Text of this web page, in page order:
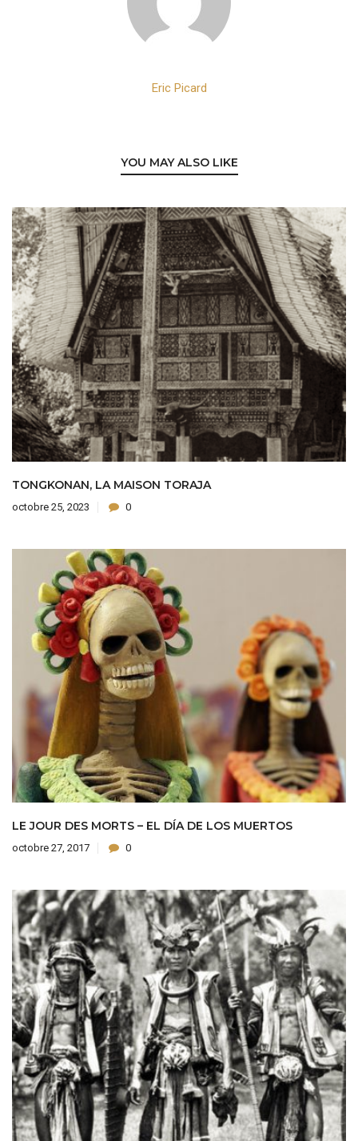
Eric Picard
YOU MAY ALSO LIKE
TONGKONAN, LA MAISON TORAJA
octobre 25, 2023 0
LE JOUR DES MORTS – EL DÍA DE LOS MUERTOS
octobre 27, 2017 0